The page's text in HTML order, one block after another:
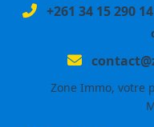
+261 34 15 290 14
Zone Immo, votre